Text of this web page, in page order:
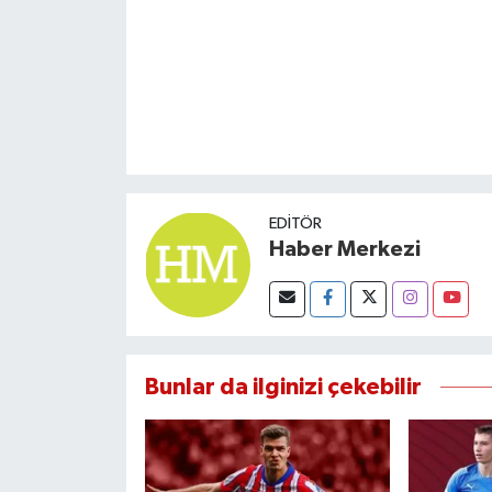
EDITÖR
Haber Merkezi
Bunlar da ilginizi çekebilir